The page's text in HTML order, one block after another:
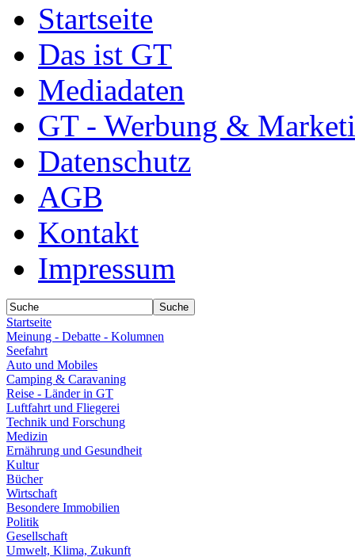
Startseite
Das ist GT
Mediadaten
GT - Werbung &
Datenschutz
AGB
Kontakt
Impressum
Startseite
Meinung - Debatte - Kolumnen
Seefahrt
Auto und Mobiles
Camping & Caravaning
Reise - Länder in GT
Luftfahrt und Fliegerei
Technik und Forschung
Medizin
Ernährung und Gesundheit
Kultur
Bücher
Wirtschaft
Besondere Immobilien
Politik
Gesellschaft
Umwelt, Klima, Zukunft